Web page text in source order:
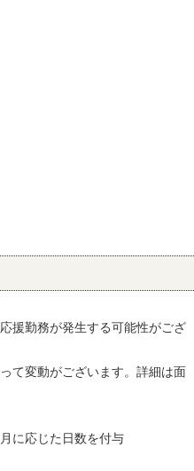
援勤務が発生する可能性がござ
て変動がございます。詳細は面
に応じた日数を付与